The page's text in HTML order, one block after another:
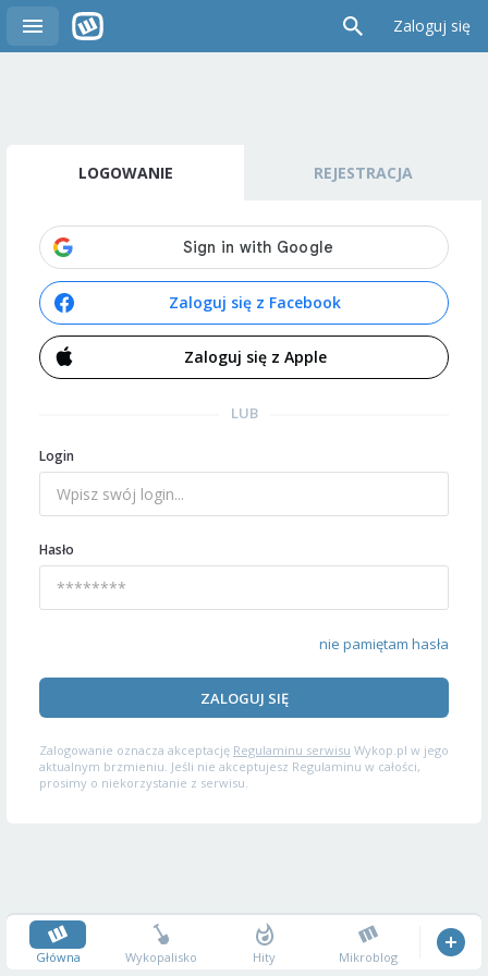
Zaloguj się
LOGOWANIE REJESTRACJA
Zaloguj się z Facebook
Zaloguj się z Apple
LUB
Login
Hasło
nie pamiętam hasła
ZALOGUJ SIĘ
Zalogowanie oznacza akceptację Regulaminu serwisu Wykop.pl w jego
aktualnym brzmieniu. Jeśli nie akceptujesz Regulaminu w całości,
prosimy o niekorzystanie z serwisu.
Główna Wykopalisko Hity Mikroblog